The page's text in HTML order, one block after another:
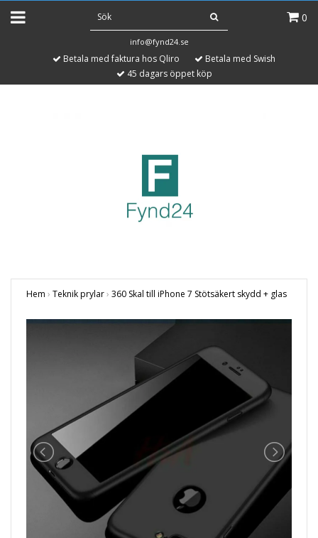
0
info@fynd24.se
Betala med faktura hos Qliro
Betala med Swish
45 dagars öppet köp
Hem › Teknik prylar› 360 Skal till iPhone 7 Stötsäkert skydd + glas